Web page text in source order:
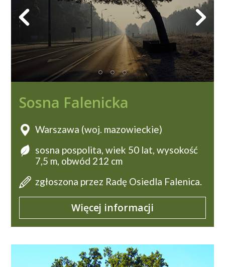
Sosna Falenicka
Warszawa (woj. mazowieckie)
sosna pospolita, wiek 50 lat, wysokość
7,5 m, obwód 212 cm
zgłoszona przez Radę Osiedla Falenica.
Więcej informacji